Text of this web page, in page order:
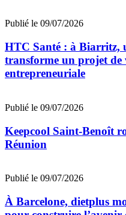
Publié le 09/07/2026
HTC Santé : à Biarritz,
transforme un projet de
entrepreneuriale
Publié le 09/07/2026
Keepcool Saint-Benoît
Réunion
Publié le 09/07/2026
À Barcelone, dietplus